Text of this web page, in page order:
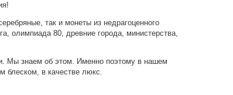
так и монеты из недрагоценного
олимпиада 80, древние города, министерства,
Мы знаем об этом. Именно поэтому в нашем
блеском, в качестве люкс.